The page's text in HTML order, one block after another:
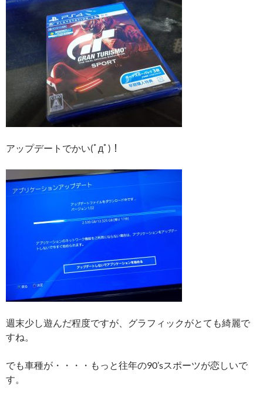
アップデートでかい(ﾟдﾟ)！
週末少し遊んだ程度ですが、グラフィックがとても綺麗で
すね。
でも車種が・・・・もっと往年の90’sスポーツが恋しいで
す。